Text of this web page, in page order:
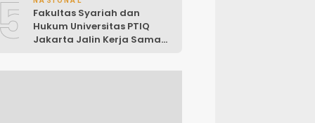
Fakultas Syariah dan
Hukum Universitas PTIQ
Jakarta Jalin Kerja Sama